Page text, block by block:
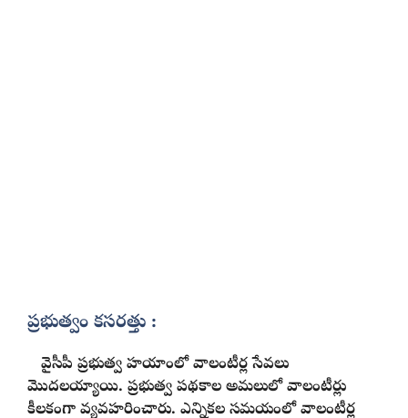
ప్రభుత్వం కసరత్తు :
వైసీపీ ప్రభుత్వ హయాంలో వాలంటీర్ల సేవలు
మొదలయ్యాయి. ప్రభుత్వ పథకాల అమలులో వాలంటీర్లు
కీలకంగా వ్యవహరించారు. ఎన్నికల సమయంలో వాలంటీర్ల